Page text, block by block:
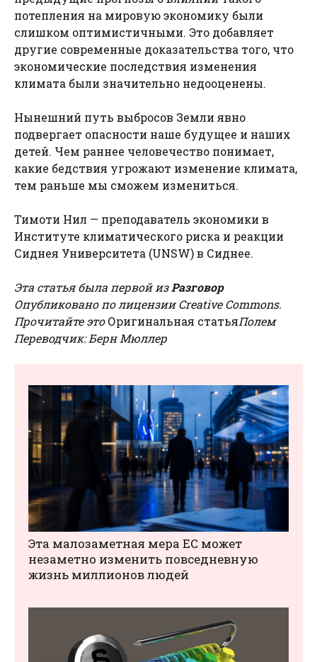
потепления на мировую экономику были
слишком оптимистичными. Это добавляет
другие современные доказательства того, что
экономические последствия изменения
климата были значительно недооценены.
Нынешний путь выбросов Земли явно
подвергает опасности наше будущее и наших
детей. Чем раннее человечество понимает,
какие бедствия угрожают изменение климата,
тем раньше мы сможем измениться.
Тимоти Нил — преподаватель экономики в
Институте климатического риска и реакции
Сиднея Университета (UNSW) в Сиднее.
Эта статья была первой изРазговор
Опубликовано по лицензии Creative Commons.
Прочитайте этоОригинальная статьяПолем
Переводчик: Берн Мюллер
Эта малозаметная мера ЕС может
незаметно изменить повседневную
жизнь миллионов людей